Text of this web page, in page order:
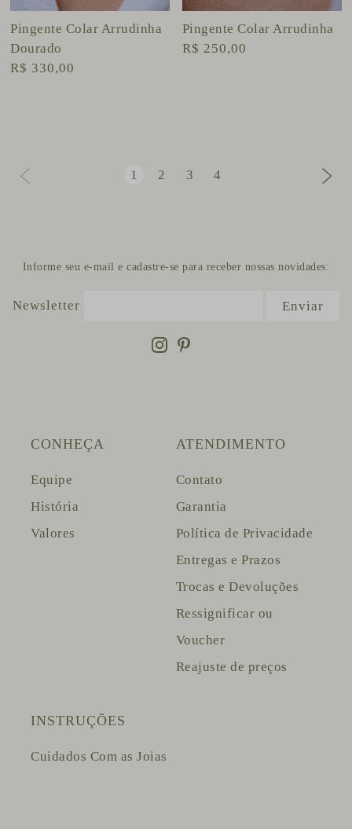
Pingente Colar Arrudinha
Dourado
R$ 330,00
Pingente Colar Arrudinha
R$ 250,00
1 2 3 4
Informe seu e-mail e cadastre-se para receber nossas novidades:
Newsletter Enviar
CONHEÇA
Equipe
História
Valores
ATENDIMENTO
Contato
Garantia
Política de Privacidade
Entregas e Prazos
Trocas e Devoluções
Ressignificar ou
Voucher
Reajuste de preços
INSTRUÇÕES
Cuidados Com as Joias